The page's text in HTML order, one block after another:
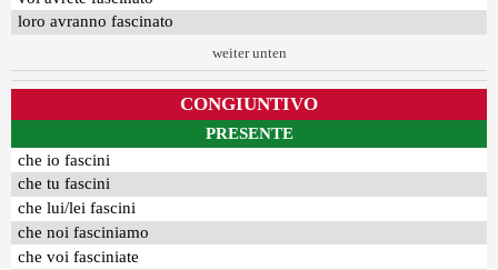
loro avranno fascinato
weiter unten
CONGIUNTIVO
PRESENTE
che io fascini
che tu fascini
che lui/lei fascini
che noi fasciniamo
che voi fasciniate